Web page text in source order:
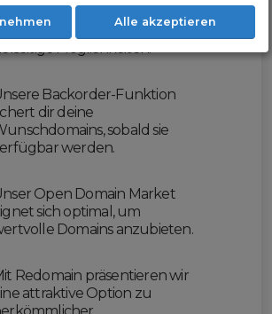
erleichtern wir dir den
und bieten dir
Möglichkeiten.
Backorder-Funktion
dir deine
sobald sie
werden.
Open Domain Market
sich optimal, um
Domains anzubieten.
Redomain präsentieren wir
attraktive Option zu
Alle akzeptieren